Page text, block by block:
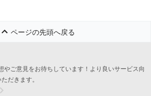
ページの先頭へ戻る
やご意見をお待ちしています！より良いサービス向
だきます。